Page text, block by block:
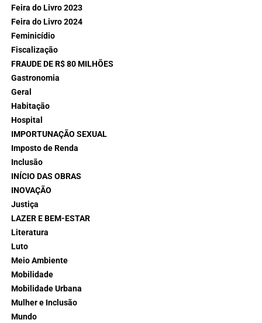
Feira do Livro 2023
Feira do Livro 2024
Feminicídio
Fiscalização
FRAUDE DE R$ 80 MILHÕES
Gastronomia
Geral
Habitação
Hospital
IMPORTUNAÇÃO SEXUAL
Imposto de Renda
Inclusão
INÍCIO DAS OBRAS
INOVAÇÃO
Justiça
LAZER E BEM-ESTAR
Literatura
Luto
Meio Ambiente
Mobilidade
Mobilidade Urbana
Mulher e Inclusão
Mundo